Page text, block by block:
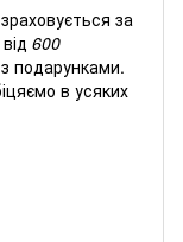
за
600
подарунками.
в усяких